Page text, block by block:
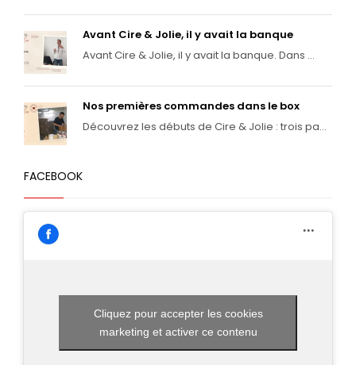
Avant Cire & Jolie, il y avait la banque
Avant Cire & Jolie, il y avait la banque. Dans ...
Nos premières commandes dans le box
Découvrez les débuts de Cire & Jolie : trois pa...
FACEBOOK
Cliquez pour accepter les cookies
marketing et activer ce contenu